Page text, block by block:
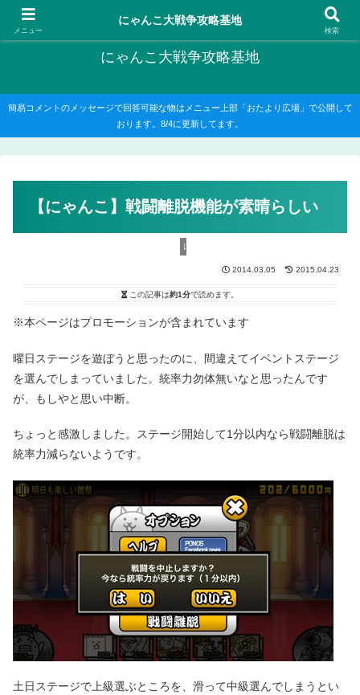
にゃんこ大戦争の攻略がメインですが、他のゲームの記事もたまに書いてます
にゃんこ大戦争攻略基地
簡易コメントのメッセージで回答可能な物はメニュー上部「おたより広場」で公開して
おります。8/4に更新してます。
【にゃんこ】戦闘離脱機能が素晴らしい
にゃんこ大戦争攻略
2014.03.05 2015.04.23
この記事は約1分で読めます。
※本ページはプロモーションが含まれています
曜日ステージを遊ぼうと思ったのに、間違えてイベントステージ
を選んでしまっていました。統率力勿体無いなと思ったんです
が、もしやと思い中断。
ちょっと感激しました。ステージ開始して1分以内なら戦闘離脱は
統率力減らないようです。
土日ステージで上級選ぶところを、滑って中級選んでしまうとい
メニュー
にゃんこ大戦争攻略基地
検索